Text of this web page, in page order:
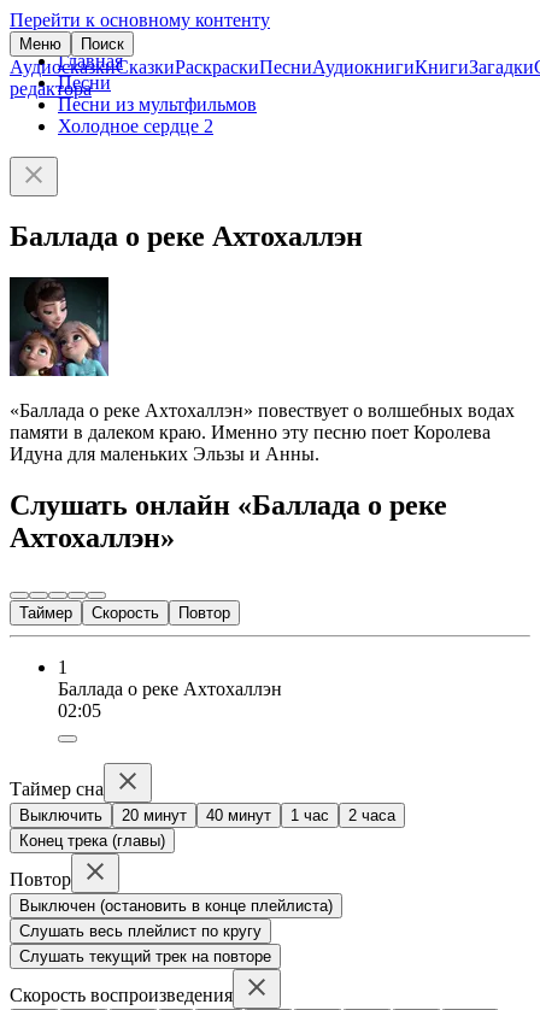
Перейти к основному контенту
Меню Поиск
АудиосказкиСказкиРаскраскиПесниАудиокнигиКнигиЗагадки
редактора
Главная
Песни
Песни из мультфильмов
Холодное сердце 2
Баллада о реке Ахтохаллэн
«Баллада о реке Ахтохаллэн» повествует о волшебных водах
памяти в далеком краю. Именно эту песню поет Королева
Идуна для маленьких Эльзы и Анны.
Слушать онлайн «Баллада о реке
Ахтохаллэн»
Таймер Скорость Повтор
1
Баллада о реке Ахтохаллэн
02:05
Таймер сна
Выключить 20 минут 40 минут 1 час
2 часа
Конец трека (главы)
Повтор
Выключен (остановить в конце плейлиста)
Слушать весь плейлист по кругу
Слушать текущий трек на повторе
Скорость воспроизведения